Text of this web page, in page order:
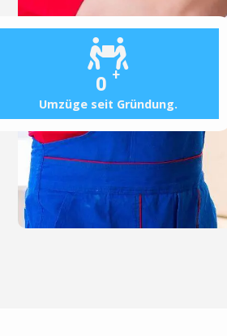
0 +
Umzüge seit Gründung.